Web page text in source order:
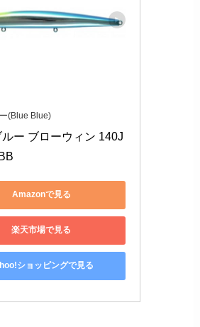
(Blue Blue)
ー ブローウィン 140J
Amazonで見る
楽天市場で見る
ショッピングで見る